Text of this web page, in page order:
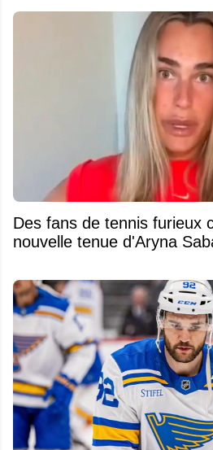
Des fans de tennis furieux
nouvelle tenue d'Aryna